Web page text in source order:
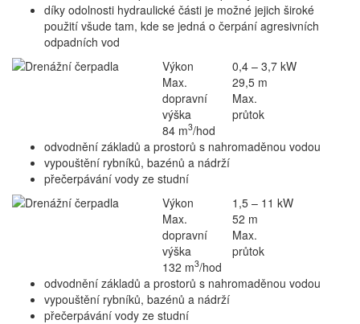
díky odolnosti hydraulické části je možné jejich široké
použití všude tam, kde se jedná o čerpání agresivních
odpadních vod
Výkon
0,4 – 3,7 kW
Max.
dopravní
výška
29,5 m
Max.
průtok
84 m3/hod
odvodnění základů a prostorů s nahromaděnou vodou
vypouštění rybníků, bazénů a nádrží
přečerpávání vody ze studní
Výkon
1,5 – 11 kW
Max.
dopravní
výška
52 m
Max.
průtok
132 m3/hod
odvodnění základů a prostorů s nahromaděnou vodou
vypouštění rybníků, bazénů a nádrží
přečerpávání vody ze studní